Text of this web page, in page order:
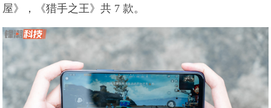
屋》，《猎手之王》共 7 款。